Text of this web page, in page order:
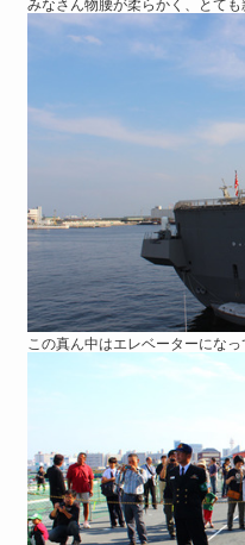
みなさん物腰が柔らかく、とて
この真ん中はエレベーターになっ